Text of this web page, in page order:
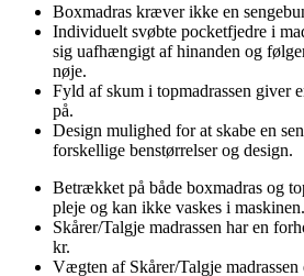
Boxmadras kræver ikke en
Individuelt svøbte pocketfjedre i
sig uafhængigt af hinanden og
nøje.
Fyld af skum i topmadrassen giver
på.
Design mulighed for at skabe en
forskellige benstørrelser og design.
Betrækket på både boxmadras og
pleje og kan ikke vaskes i maskinen.
Skårer/Talgje madrassen har en
kr.
Vægten af Skårer/Talgje